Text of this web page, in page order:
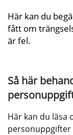
Här kan du
fått om
är fel.
Så här
Här kan du läsa
personuppgifter